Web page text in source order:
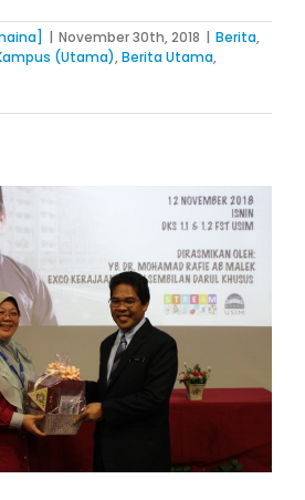
| November 30th, 2018 | Berita,
(Utama),Berita Utama,